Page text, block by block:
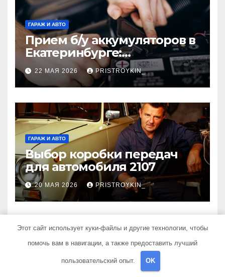
ГАРАЖ И АВТО
Прием б/у аккумуляторов в
Екатеринбурге:
экологичный подход и
реальная выгода для
города
22 МАЯ 2026 PRISTROYKIN_
ГАРАЖ И АВТО
Выбор коробки передач
для автомобиля 2107
20 МАЯ 2026 PRISTROYKIN_
Ремонт365
Этот сайт использует куки-файлы и другие технологии, чтобы
помочь вам в навигации, а также предоставить лучший
пользовательский опыт. OK